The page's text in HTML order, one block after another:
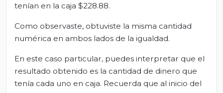
tenían en la caja $228.88.
Como observaste, obtuviste la misma cantidad
numérica en ambos lados de la igualdad.
En este caso particular, puedes interpretar que el
resultado obtenido es la cantidad de dinero que
tenía cada uno en caja. Recuerda que al inicio del